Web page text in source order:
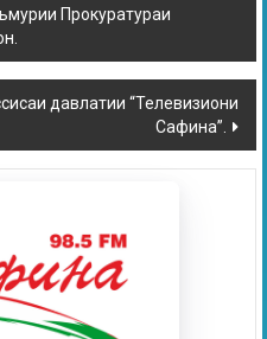
Прокуратураи
давлатии “Телевизиони
Сафина”.